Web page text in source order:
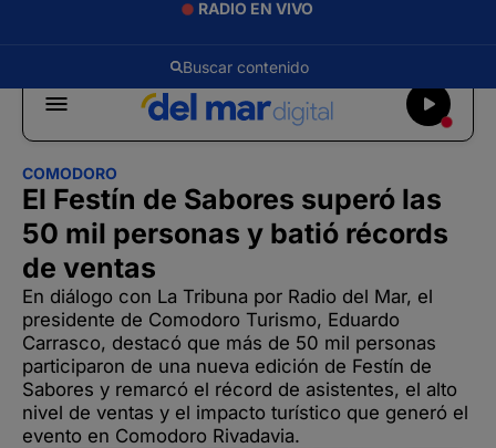
RADIO EN VIVO
COMODORO
El Festín de Sabores superó las
50 mil personas y batió récords
de ventas
En diálogo con La Tribuna por Radio del Mar, el
presidente de Comodoro Turismo, Eduardo
Carrasco, destacó que más de 50 mil personas
participaron de una nueva edición de Festín de
Sabores y remarcó el récord de asistentes, el alto
nivel de ventas y el impacto turístico que generó el
evento en Comodoro Rivadavia.